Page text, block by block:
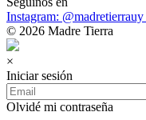
Instagram: @madretierrauy
© 2026 Madre Tierra
×
Iniciar sesión
Olvidé mi contraseña